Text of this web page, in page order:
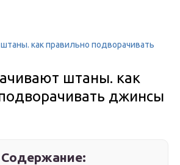
как правильно подворачивать
штаны. как
джинсы
Содержание: